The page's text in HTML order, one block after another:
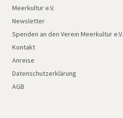
Meerkultur e.V.
Newsletter
Spenden an den Verein Meerkultur e.V.
Kontakt
Anreise
Datenschutzerklärung
AGB